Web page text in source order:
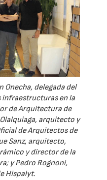
Onecha, delegada del
infraestructuras en la
de Arquitectura de
arquitecto y
de Arquitectos de
Sanz, arquitecto,
y director de la
y Pedro Rognoni,
Hispalyt.